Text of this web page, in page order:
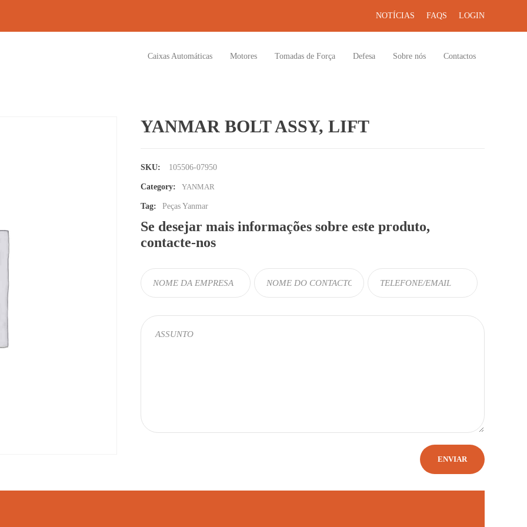
NOTÍCIAS FAQS LOGIN
Caixas Automáticas Motores Tomadas de Força Defesa Sobre nós Contactos
YANMAR BOLT ASSY, LIFT
SKU: 105506-07950
Category: YANMAR
Tag: Peças Yanmar
Se desejar mais informações sobre este produto,
contacte-nos